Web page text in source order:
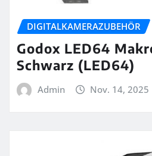
DIGITALKAMERAZUBEHÖR
Godox LED64
Schwarz (LED64)
Admin Nov. 14, 2025